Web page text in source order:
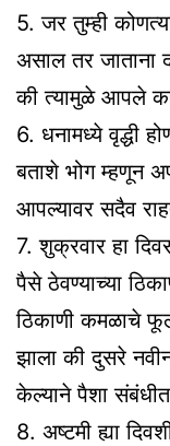
5. जर तुम्ही
असाल तर जाताना
की त्यामुळे आपले
6. धनामध्ये वृद्धी
बताशे भोग म्हणून
आपल्यावर सदैव
7. शुक्रवार हा
पैसे ठेवण्याच्या
ठिकाणी कमळाचे
झाला की दुसरे
केल्याने पैशा
8. अष्टमी ह्या